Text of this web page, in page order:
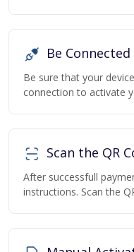
Be
Be sure that your
connection to activate
Scan the QR
After successfull
instructions. Scan the